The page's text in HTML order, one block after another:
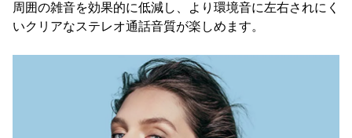
周囲の雑音を効果的に低減し、より環境音に左右されにく
いクリアなステレオ通話音質が楽しめます。